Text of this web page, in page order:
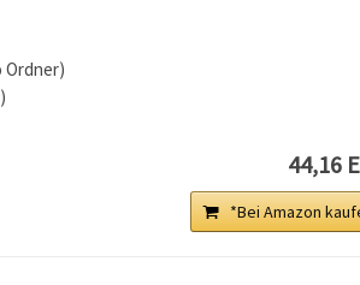
Ordner)
44,16
*Bei Amazon